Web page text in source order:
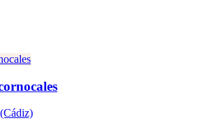
(Cádiz)